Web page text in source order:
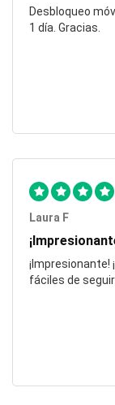
Desbloqueo
1 día. Gracias.
Laura F
¡Impresionante!
fáciles de